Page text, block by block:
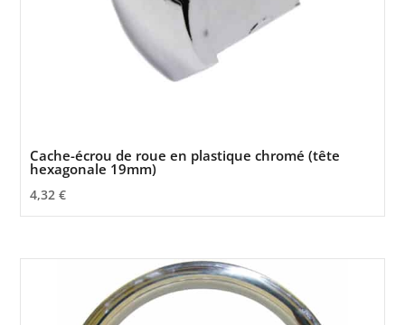
Cache-écrou de roue en plastique chromé (tête
hexagonale 19mm)
4,32€